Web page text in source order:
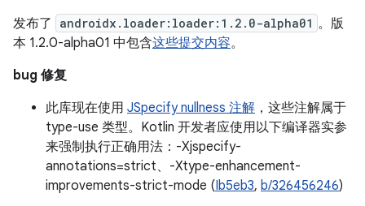
发布了
androidx.loader:loader:1.2.0-alpha01 。版
本 1.2.0-alpha01 中包含这些提交内容。
bug 修复
此库现在使用 JSpecify nullness 注解 ，这些注解属于
type-use 类型。Kotlin 开发者应使用以下编译器实参
来强制执行正确用法：-Xjspecify-
annotations=strict、-Xtype-enhancement-
improvements-strict-mode (Ib5eb3, b/326456246)